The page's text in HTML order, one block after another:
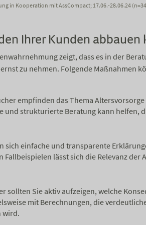
in Kooperation mit AssCompact; 17.06.-28.06.24
Ihrer Kunden abbauen
zeigt, dass es in der
zu nehmen. Folgende Maßnahmen
empfinden das Thema
und strukturierte Beratung kann helfen,
sich einfache und transparente
lässt sich die Relevanz der
sollten Sie aktiv aufzeigen, welche
mit Berechnungen, die
wird.